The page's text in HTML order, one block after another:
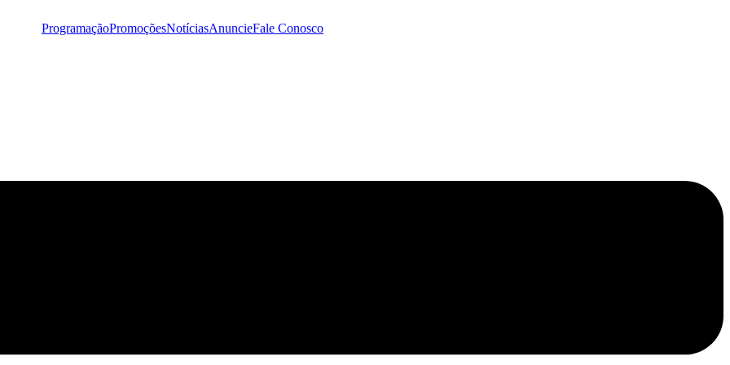
ProgramaçãoPromoçõesNotíciasAnuncieFale Conosco